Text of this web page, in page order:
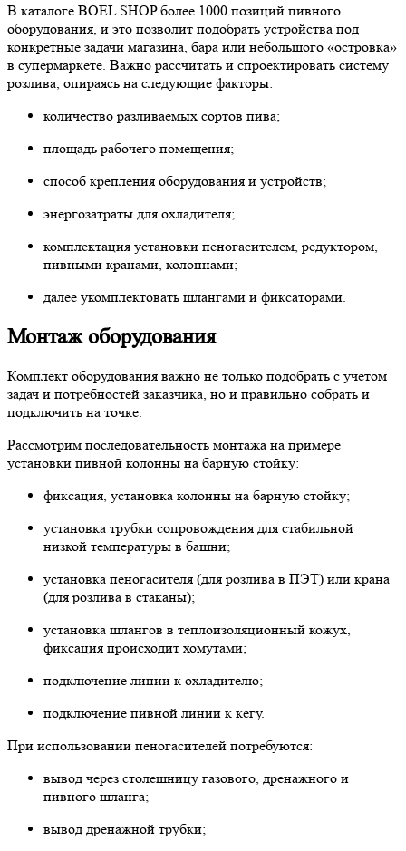
В каталоге BOEL SHOP более 1000 позиций пивного
оборудования, и это позволит подобрать устройства под
конкретные задачи магазина, бара или небольшого «островка»
в супермаркете. Важно рассчитать и спроектировать систему
розлива, опираясь на следующие факторы:
количество разливаемых сортов пива;
площадь рабочего помещения;
способ крепления оборудования и устройств;
энергозатраты для охладителя;
комплектация установки пеногасителем, редуктором,
пивными кранами, колоннами;
далее укомплектовать шлангами и фиксаторами.
Монтаж оборудования
Комплект оборудования важно не только подобрать с учетом
задач и потребностей заказчика, но и правильно собрать и
подключить на точке.
Рассмотрим последовательность монтажа на примере
установки пивной колонны на барную стойку:
фиксация, установка колонны на барную стойку;
установка трубки сопровождения для стабильной
низкой температуры в башни;
установка пеногасителя (для розлива в ПЭТ) или крана
(для розлива в стаканы);
установка шлангов в теплоизоляционный кожух,
фиксация происходит хомутами;
подключение линии к охладителю;
подключение пивной линии к кегу.
При использовании пеногасителей потребуются:
вывод через столешницу газового, дренажного и
пивного шланга;
вывод дренажной трубки;